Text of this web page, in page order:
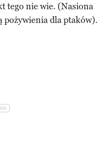
tego nie wie. (Nasiona
pożywienia dla ptaków).